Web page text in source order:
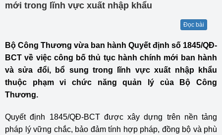
mới trong lĩnh vực xuất nhập khẩu
Đọc bài
Bộ Công Thương vừa ban hành Quyết định số 1845/QĐ-
BCT về việc công bố thủ tục hành chính mới ban hành
và sửa đổi, bổ sung trong lĩnh vực xuất nhập khẩu
thuộc phạm vi chức năng quản lý của Bộ Công
Thương.
Quyết định 1845/QĐ-BCT được xây dựng trên nền tảng
pháp lý vững chắc, bảo đảm tính hợp pháp, đồng bộ và phù